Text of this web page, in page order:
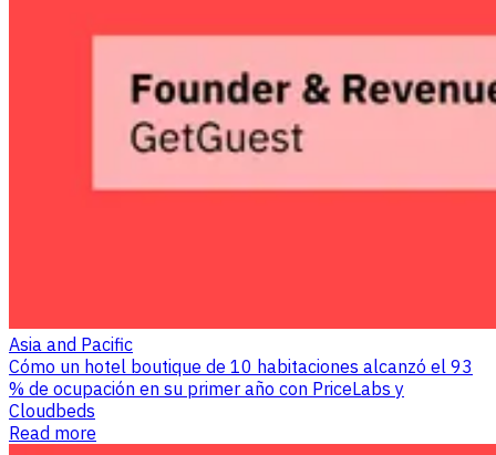
Asia and Pacific
Cómo un hotel boutique de 10 habitaciones alcanzó el 93
% de ocupación en su primer año con PriceLabs y
Cloudbeds
Read more